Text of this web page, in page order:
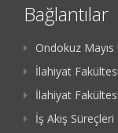
Bağlantılar
Ondokuz
İlahiyat
İlahiyat
İş Akış Süreçleri